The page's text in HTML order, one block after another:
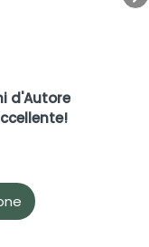
d'Autore
alla tua lista
in precedenza.